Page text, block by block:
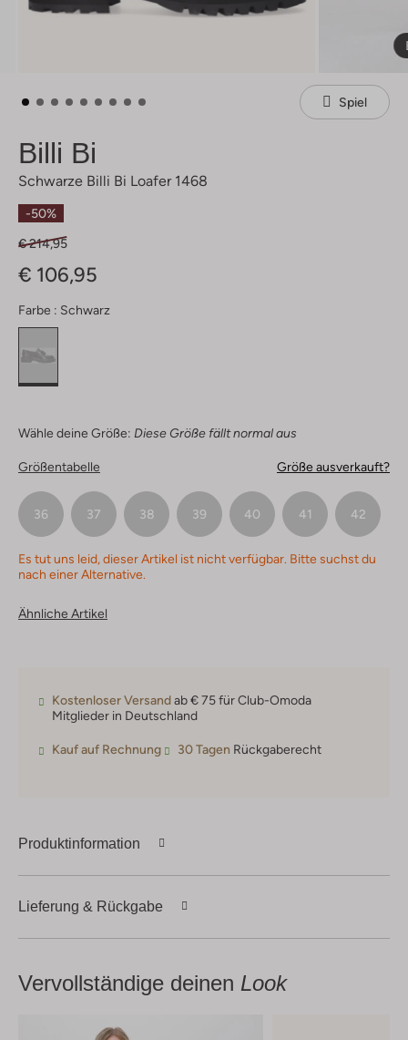
Spiel
Billi Bi
Schwarze Billi Bi Loafer 1468
-50%
€ 214,95
€ 106,95
Farbe : Schwarz
Wähle deine Größe: Diese Größe fällt normal aus
Größentabelle Größe ausverkauft?
36 37 38 39 40 41 42
Es tut uns leid, dieser Artikel ist nicht verfügbar. Bitte suchst du
nach einer Alternative.
Ähnliche Artikel
Kostenloser Versandab € 75 für Club-Omoda
Mitglieder in Deutschland
Kauf auf Rechnung 30 Tagen Rückgaberecht
Produktinformation
Lieferung & Rückgabe
Vervollständige deinen Look